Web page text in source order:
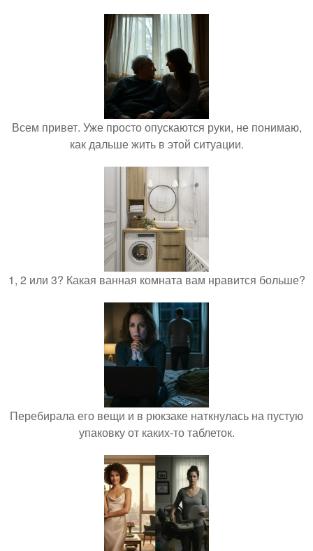
Всем привет. Уже просто опускаются руки, не понимаю,
как дальше жить в этой ситуации.
1, 2 или 3? Какая ванная комната вам нравится больше?
Перебирала его вещи и в рюкзаке наткнулась на пустую
упаковку от каких-то таблеток.